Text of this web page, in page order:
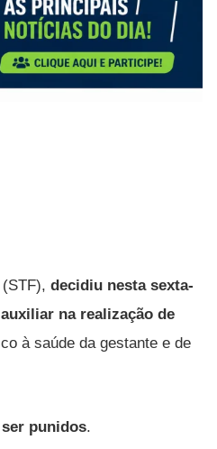
decidiu nesta sexta-
na realização de
à saúde da gestante e de
punidos.